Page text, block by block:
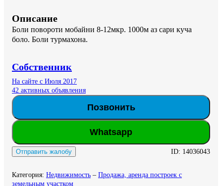
Описание
Боли повороти мобайни 8-12мкр. 1000м аз сари куча
боло. Боли турмахона.
Собственник
На сайте с Июля 2017
42 активных объявления
Позвонить
Whatsapp
Отправить жалобу ID: 14036043
Категория: Недвижимость – Продажа, аренда построек с
земельным участком